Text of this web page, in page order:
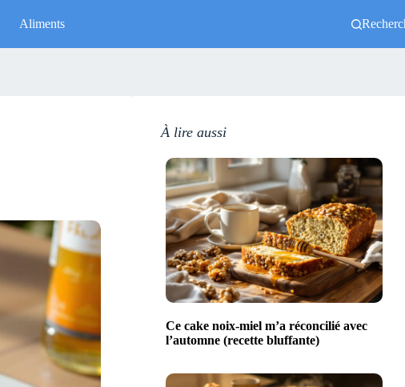
Aliments
À lire aussi
Ce cake noix-miel m’a réconcilié avec
l’automne (recette bluffante)